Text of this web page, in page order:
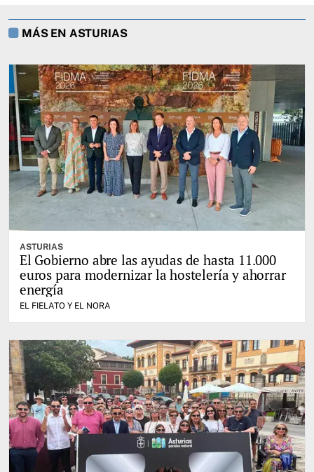
MÁS EN ASTURIAS
ASTURIAS
El Gobierno abre las ayudas de hasta 11.000
euros para modernizar la hostelería y ahorrar
energía
EL FIELATO Y EL NORA